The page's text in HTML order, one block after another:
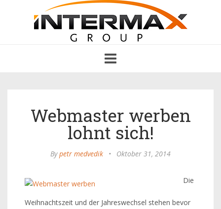
navigation
Webmaster werben
lohnt sich!
Bypetr medvedik • Oktober 31, 2014
Die
Weihnachtszeit und der Jahreswechsel stehen bevor